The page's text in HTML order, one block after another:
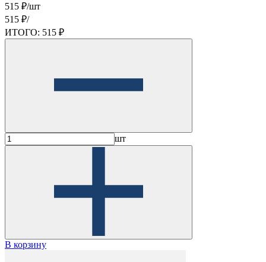
515 ₽/шт
515 ₽/
ИТОГО: 515 ₽
шт
В корзину